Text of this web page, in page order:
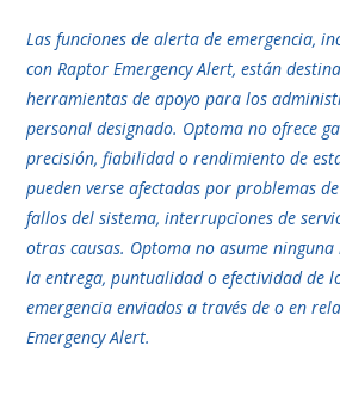
Las funciones de alerta de emergencia,
con Raptor Emergency Alert, están
herramientas de apoyo para los
personal designado. Optoma no ofrece
precisión, fiabilidad o rendimiento de
pueden verse afectadas por problemas
fallos del sistema, interrupciones de
otras causas. Optoma no asume
la entrega, puntualidad o efectividad de
emergencia enviados a través de o en
Emergency Alert.​